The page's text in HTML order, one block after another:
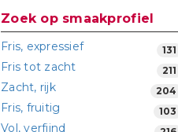
Zoek op smaakprofiel
Fris, expressief 131
Fris tot zacht 211
Zacht, rijk 204
Fris, fruitig 103
Vol, verfijnd